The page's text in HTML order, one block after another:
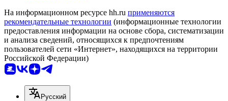
На информационном ресурсе hh.ru применяются
рекомендательные технологии (информационные технологии
предоставления информации на основе сбора, систематизации
и анализа сведений, относящихся к предпочтениям
пользователей сети «Интернет», находящихся на территории
Российской Федерации)
Русский